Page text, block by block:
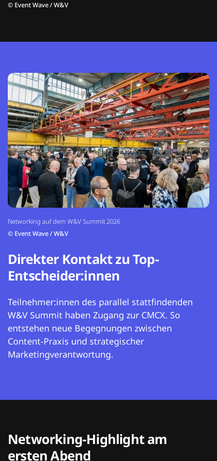
© Event Wave / W&V
Networking auf dem W&V Summit 2026
© Event Wave / W&V
Direkter Kontakt zu Top-
Entscheider:innen
Teilnehmer:innen des parallel stattfindenden
W&V Summit haben Zugang zur CMCX. So
entstehen neue Begegnungen zwischen
Content-Praxis und strategischer
Marketingverantwortung.
Networking-Highlight am
ersten Abend